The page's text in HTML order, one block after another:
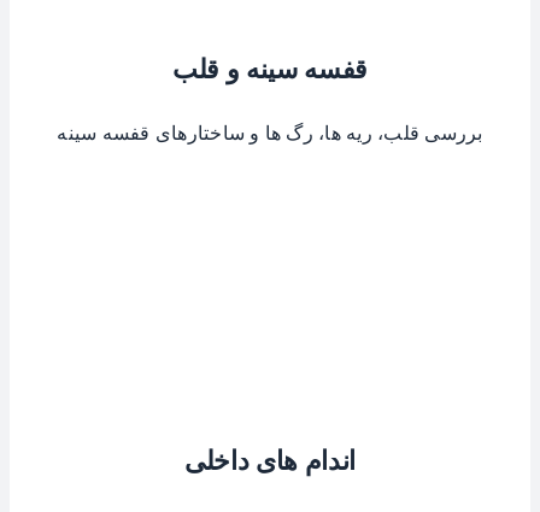
قفسه سینه و قلب
بررسی قلب، ریه ها، رگ ها و ساختارهای قفسه سینه
اندام های داخلی